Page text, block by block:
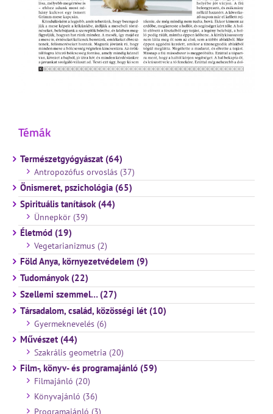
Témák
Természetgyógyászat (64)
Antropozófus orvoslás (37)
Önismeret, pszichológia (65)
Spirituális tanítások (44)
Ünnepkör (39)
Életmód (19)
Vegetarianizmus (2)
Föld Anya, környezetvédelem (9)
Tudományok (22)
Szellemi szemmel… (27)
Társadalom, család, közösségi lét (10)
Gyermeknevelés (6)
Művészet (44)
Szakrális geometria (20)
Film-, könyv- és programajánló (59)
Filmajánló (20)
Könyvajánló (36)
Programajánló (3)